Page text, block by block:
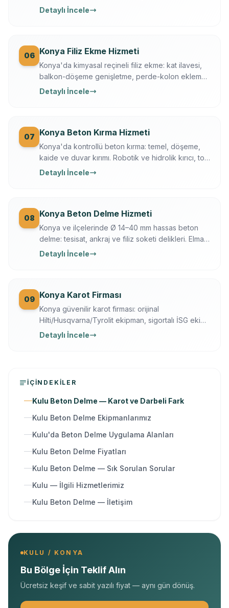
sabitleme. Ücretsiz keşif, çekme testi, yazılı
Detaylı İncele
06 Konya Filiz Ekme Hizmeti
Konya'da kimyasal reçineli filiz ekme: kat ilavesi,
balkon-döşeme genişletme, perde-kolon ekleme.
Ferroscan kontrollü, çekme testli, yazılı garanti.
Detaylı İncele
07 Konya Beton Kırma Hizmeti
Konya'da kontrollü beton kırma: temel, döşeme,
kaide ve duvar kırımı. Robotik ve hidrolik kırıcı, toz
bastırma, moloz dahil, sigortalı operasyon.
Detaylı İncele
08 Konya Beton Delme Hizmeti
Konya ve ilçelerinde Ø 14–40 mm hassas beton
delme: tesisat, ankraj ve filiz soketi delikleri. Elmas
karot + darbeli teknik, Ferroscan ile donatı
Detaylı İncele
09 Konya Karot Firması
Konya güvenilir karot firması: orijinal
Hilti/Husqvarna/Tyrolit ekipman, sigortalı İSG ekip,
yazılı garanti, 7/24 ücretsiz keşif. Karot delme,
Detaylı İncele
İÇINDEKILER
Kulu Beton Delme — Karot ve Darbeli Fark
Kulu Beton Delme Ekipmanlarımız
Kulu'da Beton Delme Uygulama Alanları
Kulu Beton Delme Fiyatları
Kulu Beton Delme — Sık Sorulan Sorular
Kulu — İlgili Hizmetlerimiz
Kulu Beton Delme — İletişim
KULU / KONYA
Bu Bölge İçin Teklif Alın
Ücretsiz keşif ve sabit yazılı fiyat — aynı gün dönüş.